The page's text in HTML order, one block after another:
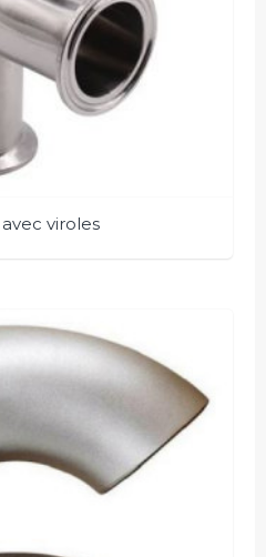
viroles